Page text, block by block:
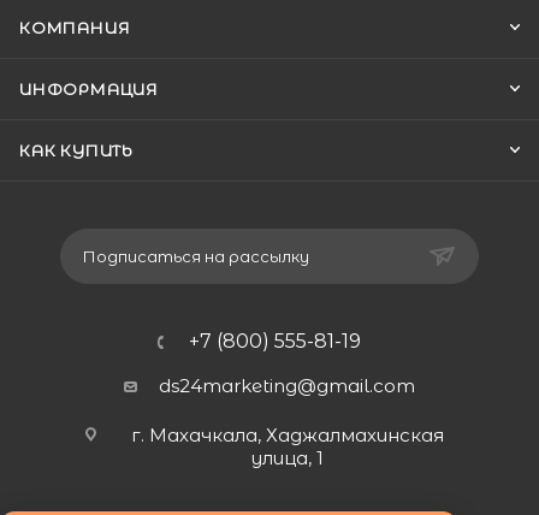
КОМПАНИЯ
ИНФОРМАЦИЯ
КАК КУПИТЬ
Подписаться на рассылку
+7 (800) 555-81-19
ds24marketing@gmail.com
г. Махачкала, Хаджалмахинская
улица, 1